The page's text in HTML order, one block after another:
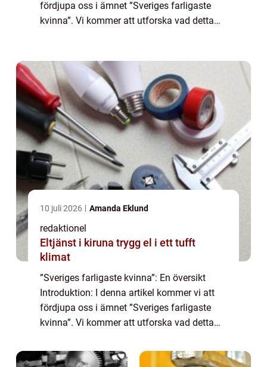
fördjupa oss i ämnet ”Sveriges farligaste
kvinna”. Vi kommer att utforska vad detta
10 juli 2026 Amanda Eklund
redaktionel
Eltjänst i kiruna trygg el i ett tufft
klimat
”Sveriges farligaste kvinna”: En översikt
Introduktion: I denna artikel kommer vi att
fördjupa oss i ämnet ”Sveriges farligaste
kvinna”. Vi kommer att utforska vad detta
farliga kvinnor...